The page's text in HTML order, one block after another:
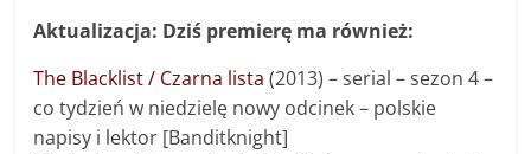
Aktualizacja: Dziś premierę ma również:
The Blacklist / Czarna lista (2013) – serial – sezon 4 –
co tydzień w niedzielę nowy odcinek – polskie
napisy i lektor [Banditknight]